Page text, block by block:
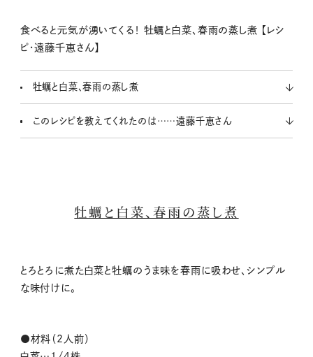
t
食べると元気が湧いてくる！ 牡蠣と白菜、春雨の蒸し煮 【レシ
ピ・遠藤千恵さん】
牡蠣と白菜、春雨の蒸し煮
このレシピを教えてくれたのは……遠藤千恵さん
牡蠣と白菜、春雨の蒸し煮
とろとろに煮た白菜と牡蠣のうま味を春雨に吸わせ、シンプル
な味付けに。
●材料（2人前）